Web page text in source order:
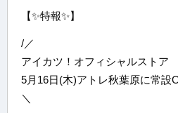
【✨特報✨】
/／
アイカツ！オフィシャルストア
5月16日(木)アトレ秋葉原に常設
＼